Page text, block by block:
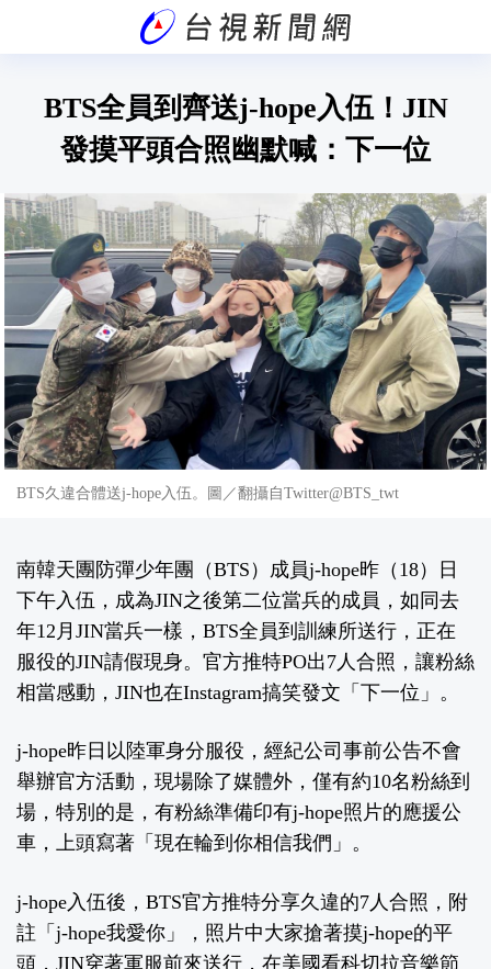
BTS全員到齊送j-hope入伍！JIN
發摸平頭合照幽默喊：下一位
BTS久違合體送j-hope入伍。圖／翻攝自Twitter@BTS_twt
南韓天團防彈少年團（BTS）成員j-hope昨（18）日
下午入伍，成為JIN之後第二位當兵的成員，如同去
年12月JIN當兵一樣，BTS全員到訓練所送行，正在
服役的JIN請假現身。官方推特PO出7人合照，讓粉絲
相當感動，JIN也在Instagram搞笑發文「下一位」。
j-hope昨日以陸軍身分服役，經紀公司事前公告不會
舉辦官方活動，現場除了媒體外，僅有約10名粉絲到
場，特別的是，有粉絲準備印有j-hope照片的應援公
車，上頭寫著「現在輪到你相信我們」。
j-hope入伍後，BTS官方推特分享久違的7人合照，附
註「j-hope我愛你」，照片中大家搶著摸j-hope的平
頭，JIN穿著軍服前來送行，在美國看科切拉音樂節